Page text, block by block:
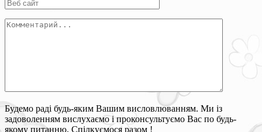
Будемо раді будь-яким Вашим висловлюванням. Ми із
задоволенням вислухаємо і проконсультуємо Вас по будь-
якому питанню. Спілкуємося разом !